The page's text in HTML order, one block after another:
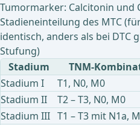
Tumormarker: Calcitonin und
Stadieneinteilung des MTC
identisch, anders als bei DTC
Stufung)
Stadium
TNM-
Stadium I
T1, N0, M0
Stadium II
T2 – T3, N0, M0
Stadium III T1 – T3 mit N1a,